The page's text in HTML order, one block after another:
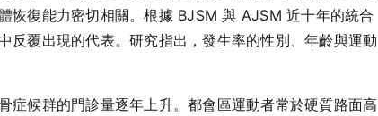
恢復能力密切相關。根據 BJSM 與 AJSM 近十年的統合
反覆出現的代表。研究指出，發生率的性別、年齡與運動
症候群的門診量逐年上升。都會區運動者常於硬質路面高